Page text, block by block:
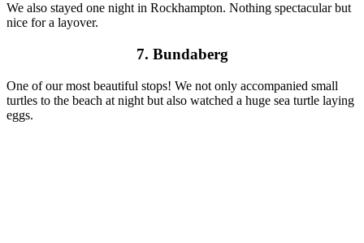
We also stayed one night in Rockhampton. Nothing spectacular but
nice for a layover.
7. Bundaberg
One of our most beautiful stops! We not only accompanied small
turtles to the beach at night but also watched a huge sea turtle laying
eggs.